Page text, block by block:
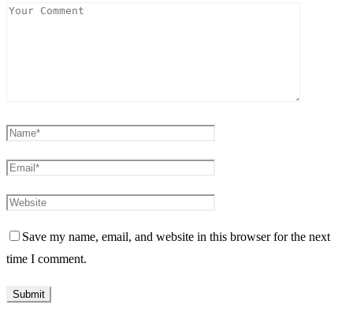
Save my name, email, and website in this browser for the next
time I comment.